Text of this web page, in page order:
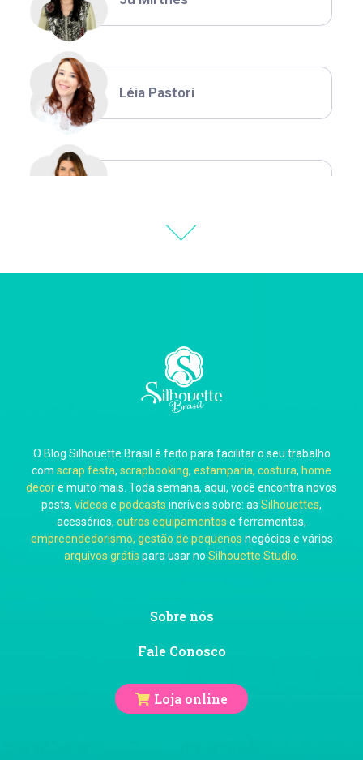
Léia Pastori
Carla Eschberger
Carol Pessoa
Ju Mirthes
O Blog Silhouette Brasil é feito para facilitar o seu trabalho
com scrap festa, scrapbooking, estamparia, costura, home
decore muito mais. Toda semana, aqui, você encontra novos
posts, vídeos e podcasts incríveis sobre: as Silhouettes,
acessórios, outros equipamentos e ferramentas,
empreendedorismo, gestão de pequenos negócios e vários
arquivos grátis para usar no Silhouette Studio
Sobre nós
Fale Conosco
Loja online